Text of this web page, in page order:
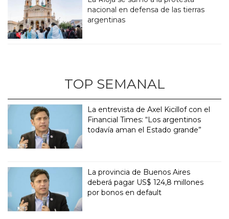
nacional en defensa de las tierras
argentinas
TOP SEMANAL
La entrevista de Axel Kicillof con el
Financial Times: “Los argentinos
todavía aman el Estado grande”
La provincia de Buenos Aires
deberá pagar US$ 124,8 millones
por bonos en default